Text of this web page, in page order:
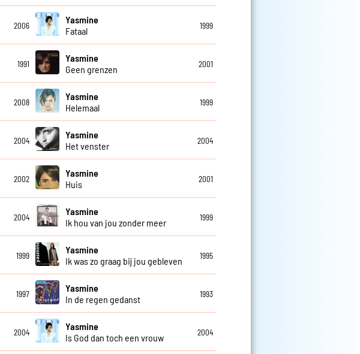
2006
Yasmine
Fataal
1999
1991
Yasmine
Geen grenzen
2001
2008
Yasmine
Helemaal
1999
2004
Yasmine
Het venster
2004
2002
Yasmine
Huis
2001
2004
Yasmine
Ik hou van jou zonder meer
1999
1999
Yasmine
Ik was zo graag bij jou gebleven
1995
1997
Yasmine
In de regen gedanst
1993
2004
Yasmine
Is God dan toch een vrouw
2004